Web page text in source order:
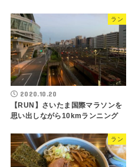
ラン
2020.10.20
【RUN】さいたま国際マラソンを
思い出しながら10kmランニング
ラン